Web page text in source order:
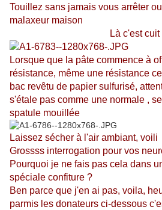
Touillez sans jamais vous arrêter
malaxeur maison
Là c'est cuit
Lorsque que la pâte commence à
résistance, même une résistance
bac revêtu de papier sulfurisé,
s'étale pas comme une normale ,
spatule mouillée
Laissez sécher à l'air ambiant, voili
Grossss interrogation pour vos
Pourquoi je ne fais pas cela dans
spéciale confiture ?
Ben parce que j'en ai pas, voila,
parmis les donateurs ci-dessous